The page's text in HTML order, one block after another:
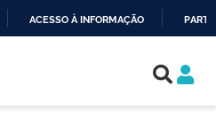
ACESSO À INFORMAÇÃO